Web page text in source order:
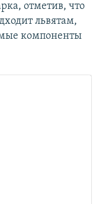
отметив, что
львятам,
компоненты